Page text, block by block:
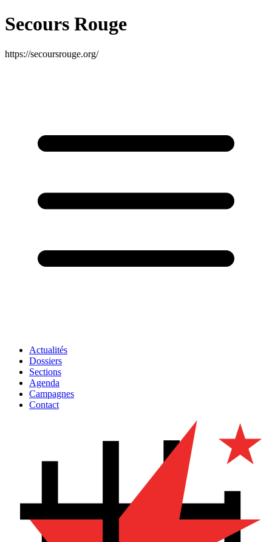
Secours Rouge
https://secoursrouge.org/
Actualités
Dossiers
Sections
Agenda
Campagnes
Contact